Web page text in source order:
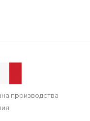
производства